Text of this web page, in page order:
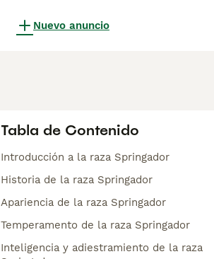
Nuevo anuncio
Tabla de Contenido
Introducción a la raza Springador
Historia de la raza Springador
Apariencia de la raza Springador
Temperamento de la raza Springador
Inteligencia y adiestramiento de la raza